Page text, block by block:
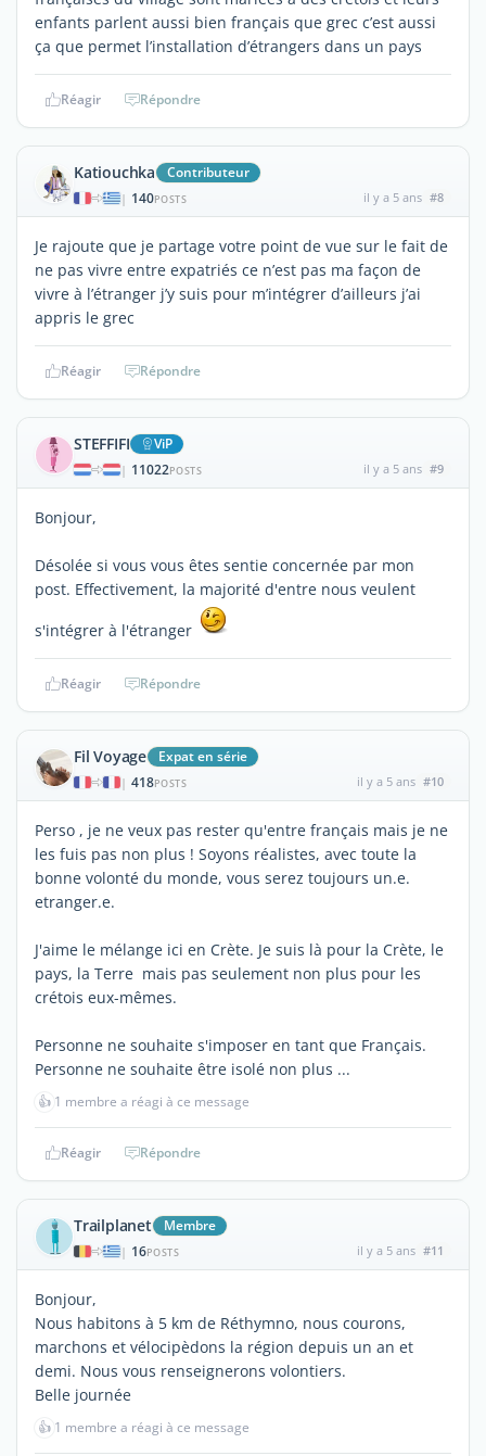
enfants parlent aussi bien français que grec c’est aussi
ça que permet l’installation d’étrangers dans un pays
Réagir Répondre
Katiouchka Contributeur
| 140POSTS il y a 5 ans #8
Je rajoute que je partage votre point de vue sur le fait de
ne pas vivre entre expatriés ce n’est pas ma façon de
vivre à l’étranger j’y suis pour m’intégrer d’ailleurs j’ai
appris le grec
Réagir Répondre
STEFFIFI ViP
| 11022POSTS il y a 5 ans #9
Bonjour,
Désolée si vous vous êtes sentie concernée par mon
post. Effectivement, la majorité d'entre nous veulent
s'intégrer à l'étranger
Réagir Répondre
Fil Voyage Expat en série
| 418POSTS il y a 5 ans #10
Perso , je ne veux pas rester qu'entre français mais je ne
les fuis pas non plus ! Soyons réalistes, avec toute la
bonne volonté du monde, vous serez toujours un.e.
etranger.e.
J'aime le mélange ici en Crète. Je suis là pour la Crète, le
pays, la Terre mais pas seulement non plus pour les
crétois eux-mêmes.
Personne ne souhaite s'imposer en tant que Français.
Personne ne souhaite être isolé non plus ...
👍 1 membre a réagi à ce message
Réagir Répondre
Trailplanet Membre
| 16POSTS il y a 5 ans #11
Bonjour,
Nous habitons à 5 km de Réthymno, nous courons,
marchons et vélocipèdons la région depuis un an et
demi. Nous vous renseignerons volontiers.
Belle journée
👍 1 membre a réagi à ce message